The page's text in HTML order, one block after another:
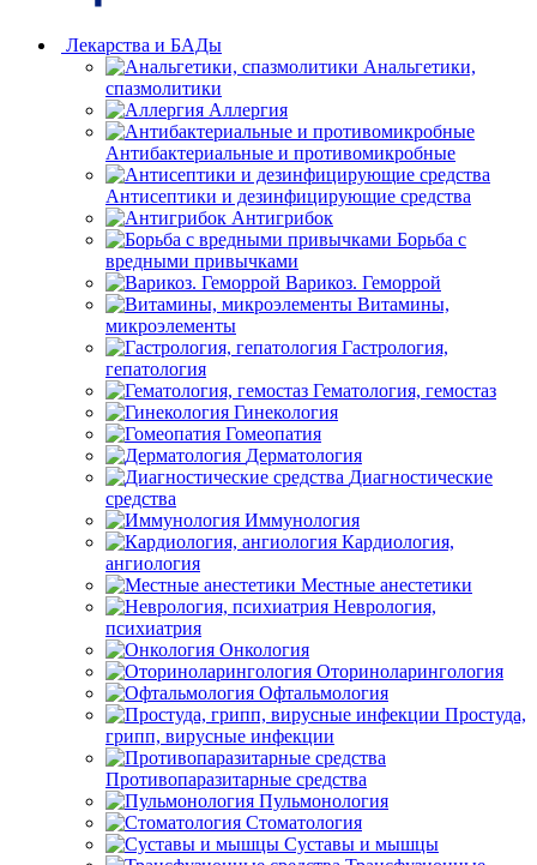
Лекарства и БАДы
Анальгетики,
спазмолитики
Аллергия
Антибактериальные и противомикробные
Антисептики и дезинфицирующие средства
Антигрибок
Борьба с
вредными привычками
Варикоз. Геморрой
Витамины,
микроэлементы
Гастрология,
гепатология
Гематология, гемостаз
Гинекология
Гомеопатия
Дерматология
Диагностические
средства
Иммунология
Кардиология,
ангиология
Местные анестетики
Неврология,
психиатрия
Онкология
Оториноларингология
Офтальмология
Простуда,
грипп, вирусные инфекции
Противопаразитарные средства
Пульмонология
Стоматология
Суставы и мышцы